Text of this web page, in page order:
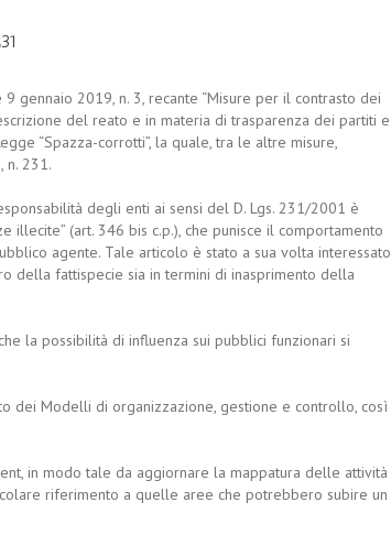
gennaio 2019, n. 3, recante “Misure per il contrasto dei
del reato e in materia di trasparenza dei partiti e
“Spazza-corrotti”, la quale, tra le altre misure,
n. 231.
degli enti ai sensi del D. Lgs. 231/2001 è
(art. 346 bis c.p.), che punisce il comportamento
agente. Tale articolo è stato a sua volta interessato
della fattispecie sia in termini di inasprimento della
la possibilità di influenza sui pubblici funzionari si
dei Modelli di organizzazione, gestione e controllo, così
in modo tale da aggiornare la mappatura delle attività
riferimento a quelle aree che potrebbero subire un